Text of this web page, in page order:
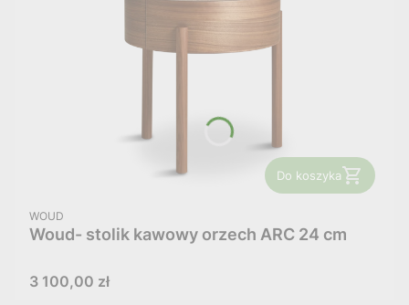
Do koszyka
PRODUCENT
WOUD
Woud- stolik kawowy orzech ARC 24 cm
Cena
3 100,00 zł